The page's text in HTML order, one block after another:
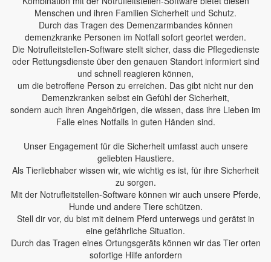
Menschen und ihren Familien Sicherheit und Schutz.
Durch das Tragen des Demenzarmbandes können
demenzkranke Personen im Notfall sofort geortet werden.
Die Notrufleitstellen-Software stellt sicher, dass die Pflegedienste
oder Rettungsdienste über den genauen Standort informiert sind
und schnell reagieren können,
um die betroffene Person zu erreichen. Das gibt nicht nur den
Demenzkranken selbst ein Gefühl der Sicherheit,
sondern auch ihren Angehörigen, die wissen, dass ihre Lieben im
Falle eines Notfalls in guten Händen sind.
Unser Engagement für die Sicherheit umfasst auch unsere
geliebten Haustiere.
Als Tierliebhaber wissen wir, wie wichtig es ist, für ihre Sicherheit
zu sorgen.
Mit der Notrufleitstellen-Software können wir auch unsere Pferde,
Hunde und andere Tiere schützen.
Stell dir vor, du bist mit deinem Pferd unterwegs und gerätst in
eine gefährliche Situation.
Durch das Tragen eines Ortungsgeräts können wir das Tier orten
sofortige Hilfe anfordern